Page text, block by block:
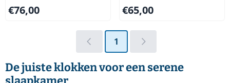
Prijs: 76,00, exclusief btw: 62,81
€76,00 Prijs: 65,00, exclusief btw:
€65,00
1
De juiste klokken voor een serene